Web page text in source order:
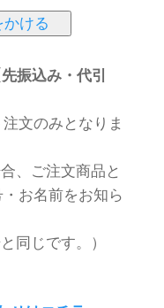
かける
振込み・代引
文のみとなりま
、ご注文商品と
お名前をお知ら
同じです。）